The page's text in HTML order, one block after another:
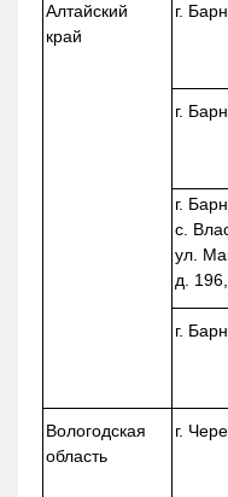
Алтайский
край
г.
г.
г.
с.
ул.
д. 196,
г.
Вологодская
область
г.